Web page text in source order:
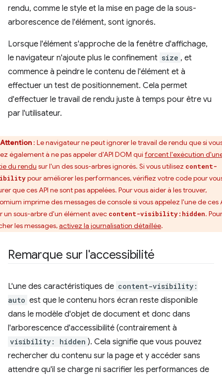
rendu, comme le style et la mise en page de la sous-
arborescence de l'élément, sont ignorés.
Lorsque l'élément s'approche de la fenêtre d'affichage,
le navigateur n'ajoute plus le confinement size , et
commence à peindre le contenu de l'élément et à
effectuer un test de positionnement. Cela permet
d'effectuer le travail de rendu juste à temps pour être vu
par l'utilisateur.
Attention : Le navigateur ne peut ignorer le travail de rendu que si
également à ne pas appeler d'API DOM qui forcent l'exécution
du rendu sur l'un des sous-arbres ignorés. Si vous utilisez content-
pour améliorer les performances, vérifiez votre code pour
que ces API ne sont pas appelées. Pour vous aider à les trouver,
imprime des messages de console si vous appelez l'une de ces
un sous-arbre d'un élément avec content-visibility:hidden. Pour
les messages,activez la journalisation détaillée.
Remarque sur l'accessibilité
L'une des caractéristiques de content-visibility:
auto est que le contenu hors écran reste disponible
dans le modèle d'objet de document et donc dans
l'arborescence d'accessibilité (contrairement à
visibility: hidden ). Cela signifie que vous pouvez
rechercher du contenu sur la page et y accéder sans
attendre qu'il se charge ni sacrifier les performances de